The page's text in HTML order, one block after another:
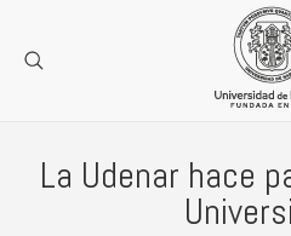
La Udenar hace